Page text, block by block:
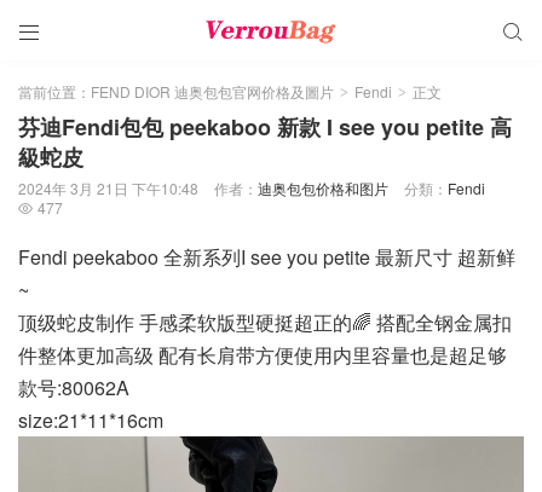
 
當前位置： FEND DIOR 迪奥包包官网价格及圖片 > Fendi > 正文
芬迪Fendi包包 peekaboo 新款 I see you petite 高
級蛇皮
2024年 3月 21日 下午10:48 作者： 迪奥包包价格和图片 分類： Fendi
 477
Fendi peekaboo 全新系列I see you petite 最新尺寸 超新鲜
~
顶级蛇皮制作 手感柔软版型硬挺超正的🌈 搭配全钢金属扣
件整体更加高级 配有长肩带方便使用内里容量也是超足够
款号:80062A
size:21*11*16cm